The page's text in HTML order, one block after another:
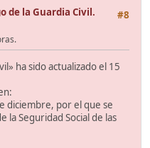
#8
de la Guardia Civil.
ha sido actualizado el 15
diciembre, por el que se
la Seguridad Social de las